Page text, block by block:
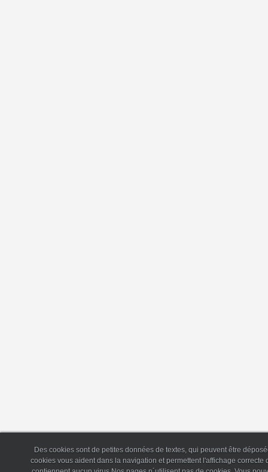
Des cookies sont de petites données de textes, qui peuvent être
cookies vous aident dans la navigation et permettent l'affichage